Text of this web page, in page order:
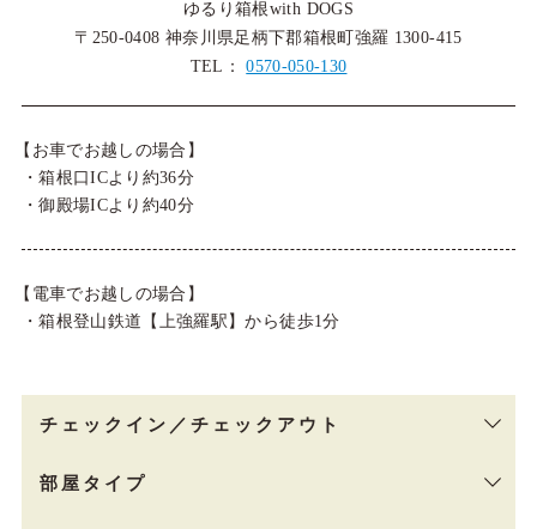
ゆるり箱根with DOGS
〒250-0408 神奈川県足柄下郡箱根町強羅 1300-415
TEL：0570-050-130
【お車でお越しの場合】
・箱根口ICより約36分
・御殿場ICより約40分
【電車でお越しの場合】
・箱根登山鉄道【上強羅駅】から徒歩1分
チェックイン／チェックアウト
部屋タイプ